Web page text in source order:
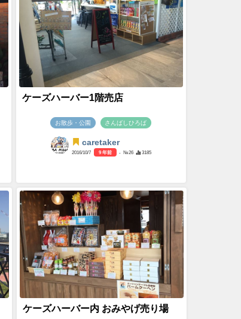
ケーズハーバー1階売店
お散歩・公園 さんばしひろば
caretaker
2016/10/7 9 年前 - №26 3185
ケーズハーバー内 おみやげ売り場